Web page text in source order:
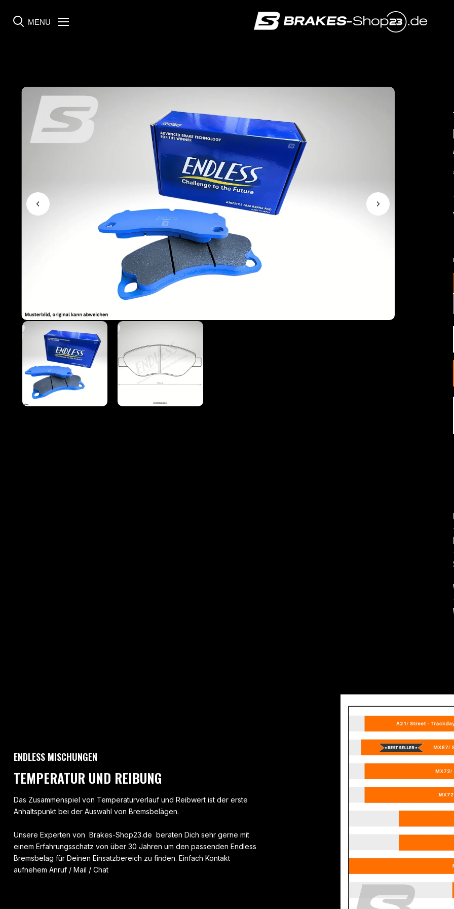
MENU
ENDLESS MISCHUNGEN
TEMPERATUR UND REIBUNG
Das Zusammenspiel von Temperaturverlauf und Reibwert ist der erste
Anhaltspunkt bei der Auswahl von Bremsbelägen.
Unsere Experten von Brakes-Shop23.de beraten Dich sehr gerne mit
einem Erfahrungsschatz von über 30 Jahren um den passenden Endless
Bremsbelag für Deinen Einsatzbereich zu finden. Einfach Kontakt
aufnehem Anruf / Mail / Chat